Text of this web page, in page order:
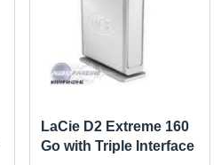
LaCie D2 Extreme 160
Go with Triple Interface